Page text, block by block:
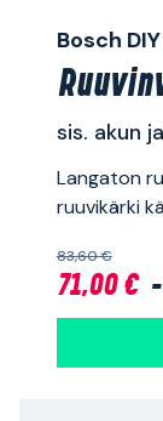
Bosch DIY
sis. akun
Langaton
ruuvikärki
83,60 €
71,00 €